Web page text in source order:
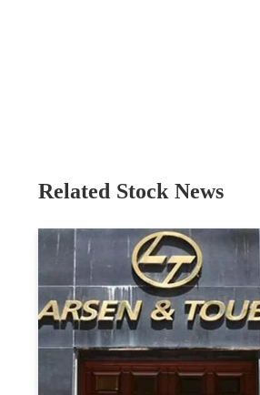
Related Stock News